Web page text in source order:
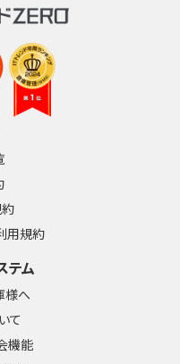
約
用規約
テム
様へ
て
機能